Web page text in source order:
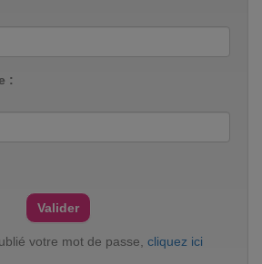
:
votre mot de passe, cliquez ici